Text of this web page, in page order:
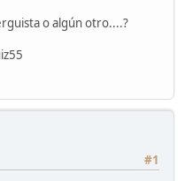
o algún otro....?
#1